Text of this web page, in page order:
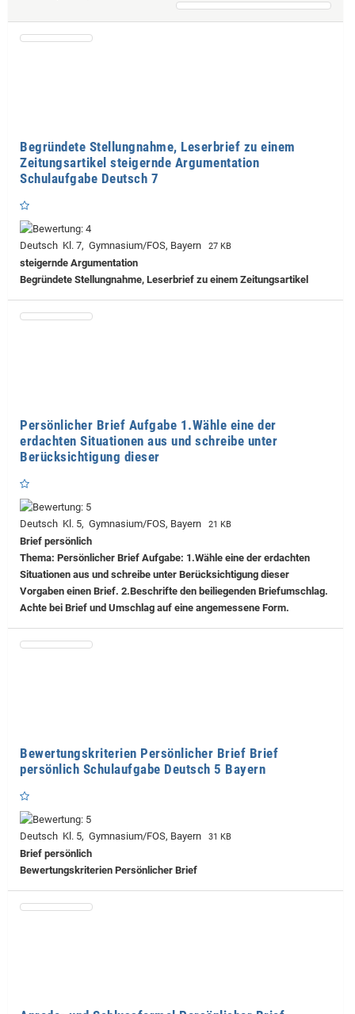
Begründete Stellungnahme, Leserbrief zu einem
Zeitungsartikel steigernde Argumentation
Schulaufgabe Deutsch 7
Deutsch Kl. 7, Gymnasium/FOS, Bayern 27 KB
steigernde Argumentation
Begründete Stellungnahme, Leserbrief zu einem Zeitungsartikel
Persönlicher Brief Aufgabe 1.Wähle eine der
erdachten Situationen aus und schreibe unter
Berücksichtigung dieser
Deutsch Kl. 5, Gymnasium/FOS, Bayern 21 KB
Brief persönlich
Thema: Persönlicher Brief Aufgabe: 1.Wähle eine der erdachten
Situationen aus und schreibe unter Berücksichtigung dieser
Vorgaben einen Brief. 2.Beschrifte den beiliegenden Briefumschlag.
Achte bei Brief und Umschlag auf eine angemessene Form.
Bewertungskriterien Persönlicher Brief Brief
persönlich Schulaufgabe Deutsch 5 Bayern
Deutsch Kl. 5, Gymnasium/FOS, Bayern 31 KB
Brief persönlich
Bewertungskriterien Persönlicher Brief